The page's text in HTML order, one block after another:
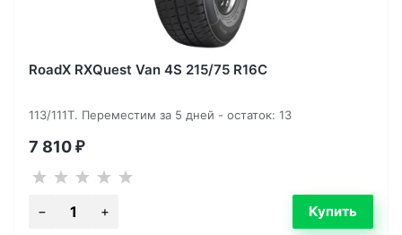
RoadX RXQuest Van 4S 215/75 R16C
113/111T. Переместим за 5 дней - остаток: 13
7 810 ₽